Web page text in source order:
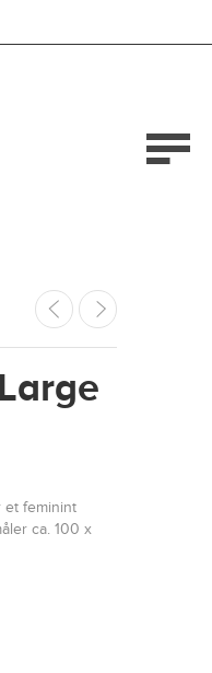
et feminint
ca. 100 x